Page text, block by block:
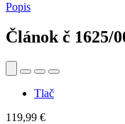
Popis
Článok č 1625/
Tlač
119,99 €